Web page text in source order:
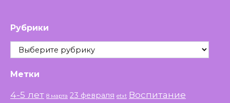
Рубрики
Рубрики
Метки
4-5 лет 8 марта 23 февраля etxt Воспитание